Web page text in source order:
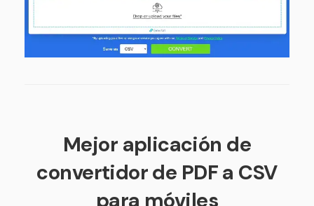
Mejor aplicación de
convertidor de PDF a CSV
para móviles